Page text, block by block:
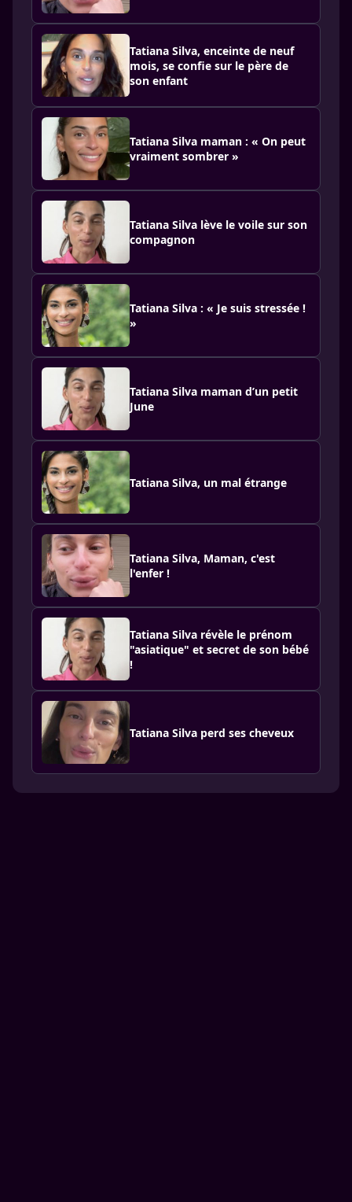
Tatiana Silva, enceinte de neuf
mois, se confie sur le père de
son enfant
Tatiana Silva maman : « On peut
vraiment sombrer »
Tatiana Silva lève le voile sur son
compagnon
Tatiana Silva : « Je suis stressée !
»
Tatiana Silva maman d’un petit
June
Tatiana Silva, un mal étrange
Tatiana Silva, Maman, c'est
l'enfer !
Tatiana Silva révèle le prénom
"asiatique" et secret de son bébé
!
Tatiana Silva perd ses cheveux